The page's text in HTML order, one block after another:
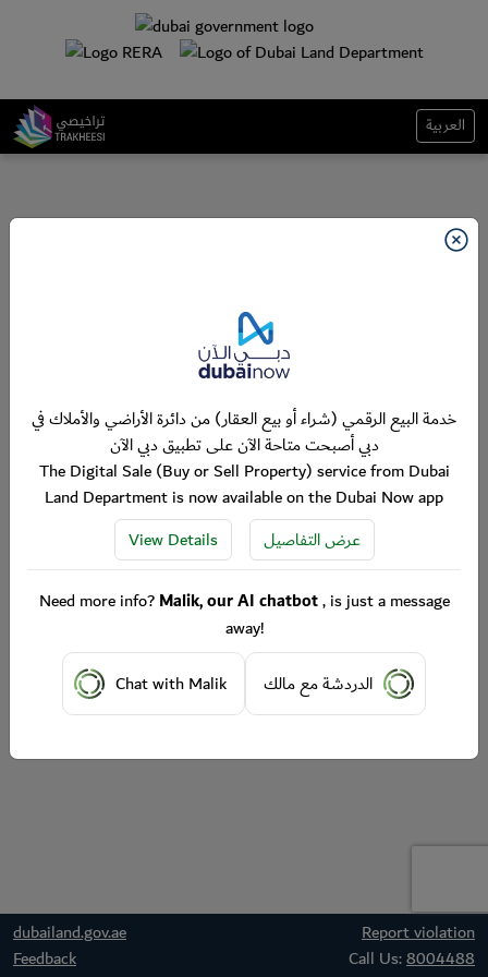
العربية
dubailand.gov.ae
Report violation
Feedback
Call Us:8004488
خدمة البيع الرقمي (شراء أو بيع العقار) من دائرة الأراضي والأملاك في
دبي أصبحت متاحة الآن على تطبيق دبي الآن
The Digital Sale (Buy or Sell Property) service from Dubai
Land Department is now available on the Dubai Now app
View Details
عرض التفاصيل
Need more info?Malik, our AI chatbot, is just a message
away!
Chat with Malik
الدردشة مع مالك